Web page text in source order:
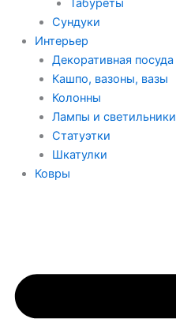
Табуреты
Сундуки
Интерьер
Декоративная посуда
Кашпо, вазоны, вазы
Колонны
Лампы и светильники
Статуэтки
Шкатулки
Ковры